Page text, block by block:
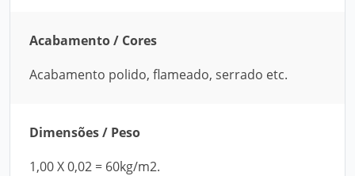
Acabamento / Cores
Acabamento polido, flameado, serrado etc.
Dimensões / Peso
1,00 X 0,02 = 60kg/m2.